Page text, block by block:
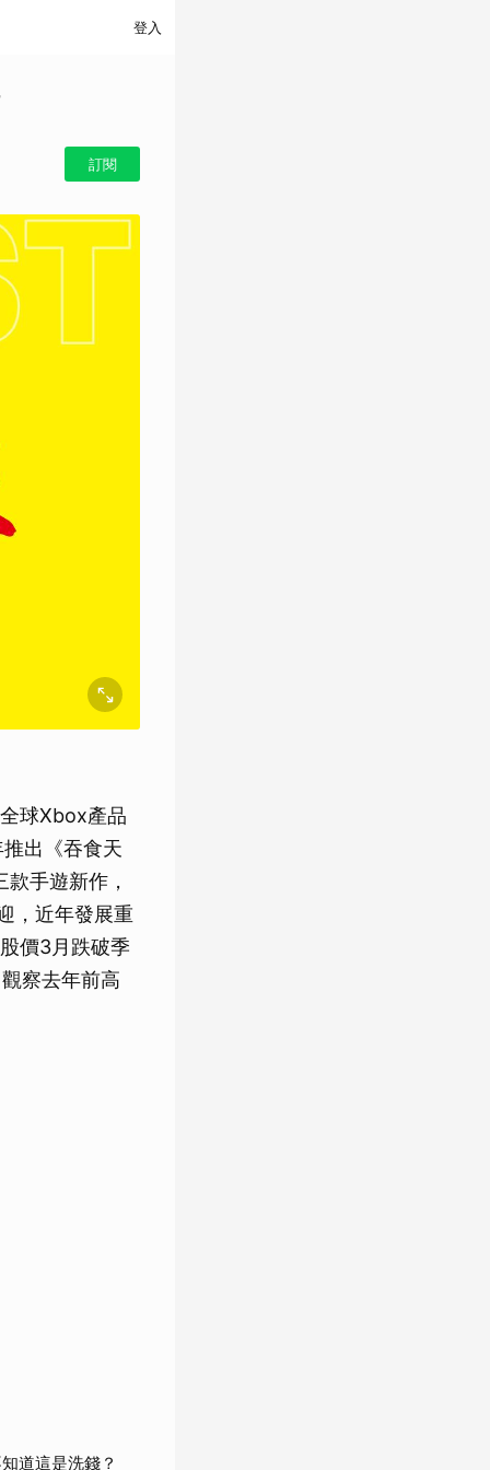
登入
訂閱
球Xbox產品
出《吞食天
手遊新作，
，近年發展重
價3月跌破季
察去年前高
道這是洗錢？